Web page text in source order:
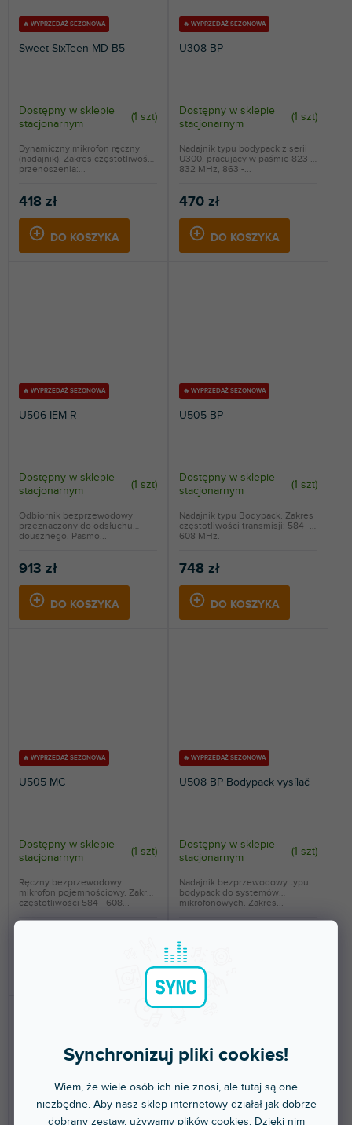
Synchronizuj pliki cookies!
Wiem, że wiele osób ich nie znosi, ale tutaj są one
niezbędne. Aby nasz sklep internetowy działał jak dobrze
dobrany zestaw, używamy plików cookies. Dzięki nim
🔥 WYPRZEDAŻ SEZONOWA
Sweet SixTeen MD B5
Dostępny w sklepie
stacjonarnym
(1 szt)
418 zł
DO KOSZYKA
Dynamiczny mikrofon ręczny
(nadajnik). Zakres częstotliwości
przenoszenia:...
🔥 WYPRZEDAŻ SEZONOWA
U308 BP
Dostępny w sklepie
stacjonarnym
(1 szt)
470 zł
DO KOSZYKA
Nadajnik typu bodypack z serii
U300, pracujący w paśmie 823 -
832 MHz, 863 -...
🔥 WYPRZEDAŻ SEZONOWA
U506 IEM R
Dostępny w sklepie
stacjonarnym
(1 szt)
913 zł
DO KOSZYKA
Odbiornik bezprzewodowy
przeznaczony do odsłuchu
dousznego. Pasmo...
🔥 WYPRZEDAŻ SEZONOWA
U505 BP
Dostępny w sklepie
stacjonarnym
(1 szt)
748 zł
DO KOSZYKA
Nadajnik typu Bodypack. Zakres
częstotliwości transmisji: 584 -
608 MHz.
🔥 WYPRZEDAŻ SEZONOWA
U505 MC
Dostępny w sklepie
stacjonarnym
(1 szt)
Ręczny bezprzewodowy
mikrofon pojemnościowy. Zakres
częstotliwości 584 - 608...
🔥 WYPRZEDAŻ SEZONOWA
U508 BP Bodypack vysílač
Dostępny w sklepie
stacjonarnym
(1 szt)
Nadajnik bezprzewodowy typu
bodypack do systemów
mikrofonowych. Zakres...